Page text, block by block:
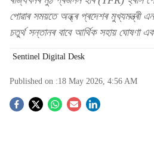
পোৱাৰ সময়তে অন্ধ্ৰ প্ৰদেশৰ মুখ্যমন্ত্ৰী
চতুৰ্থ সন্তানৰ বাবে আৰ্থিক সহায় ঘোষণা
Sentinel Digital Desk
Published on :18 May 2026, 4:56 AM
S